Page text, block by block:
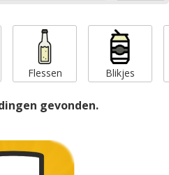
Flessen Blikjes
gevonden.